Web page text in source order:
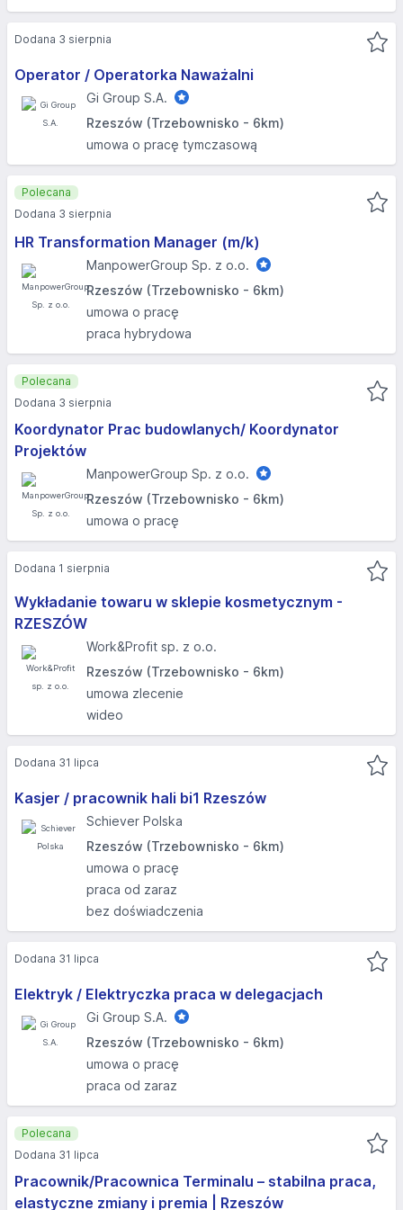
Operator / Operatorka Naważalni
Gi Group S.A.
Rzeszów (Trzebownisko - 6km)
umowa o pracę tymczasową
Dodana 3 sierpnia
HR Transformation Manager (m/k)
ManpowerGroup Sp. z o.o.
Rzeszów (Trzebownisko - 6km)
umowa o pracę
praca hybrydowa
Polecana
Dodana 3 sierpnia
Koordynator Prac budowlanych/ Koordynator
Projektów
ManpowerGroup Sp. z o.o.
Rzeszów (Trzebownisko - 6km)
umowa o pracę
Polecana
Dodana 3 sierpnia
Wykładanie towaru w sklepie kosmetycznym -
RZESZÓW
Work&Profit sp. z o.o.
Rzeszów (Trzebownisko - 6km)
umowa zlecenie
wideo
Dodana 1 sierpnia
Kasjer / pracownik hali bi1 Rzeszów
Schiever Polska
Rzeszów (Trzebownisko - 6km)
umowa o pracę
praca od zaraz
bez doświadczenia
Dodana 31 lipca
Elektryk / Elektryczka praca w delegacjach
Gi Group S.A.
Rzeszów (Trzebownisko - 6km)
umowa o pracę
praca od zaraz
Dodana 31 lipca
Pracownik/Pracownica Terminalu – stabilna praca,
elastyczne zmiany i premia | Rzeszów
Polecana
Dodana 31 lipca